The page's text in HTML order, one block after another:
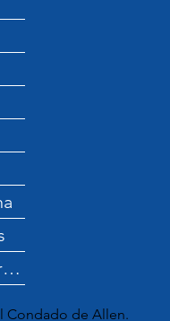
Declaración sobre la diversidad
Condado de Allen.